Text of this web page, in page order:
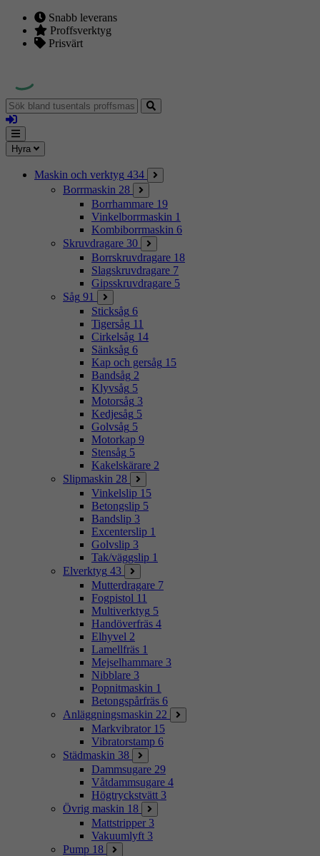
Snabb leverans
Proffsverktyg
Prisvärt
Sök
bland
tusentals
proffsmaskiner
Logga
in
Mina
sidor
Meny
Hyra
Maskin och verktyg 434
Borrmaskin 28
Borrhammare 19
Vinkelborrmaskin 1
Kombiborrmaskin 6
Skruvdragare 30
Borrskruvdragare 18
Slagskruvdragare 7
Gipsskruvdragare 5
Såg 91
Sticksåg 6
Tigersåg 11
Cirkelsåg 14
Sänksåg 6
Kap och gersåg 15
Bandsåg 2
Klyvsåg 5
Motorsåg 3
Kedjesåg 5
Golvsåg 5
Motorkap 9
Stensåg 5
Kakelskärare 2
Slipmaskin 28
Vinkelslip 15
Betongslip 5
Bandslip 3
Excenterslip 1
Golvslip 3
Tak/väggslip 1
Elverktyg 43
Mutterdragare 7
Fogpistol 11
Multiverktyg 5
Handöverfräs 4
Elhyvel 2
Lamellfräs 1
Mejselhammare 3
Nibblare 3
Popnitmaskin 1
Betongspårfräs 6
Anläggningsmaskin 22
Markvibrator 15
Vibratorstamp 6
Städmaskin 38
Dammsugare 29
Våtdammsugare 4
Högtryckstvätt 3
Övrig maskin 18
Mattstripper 3
Vakuumlyft 3
Pump 18